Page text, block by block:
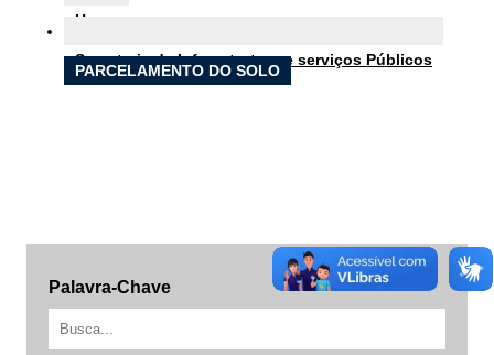
Fotos
Secretarias
Home
Secretaria de Infraestrutura e serviços Públicos
PARCELAMENTO DO SOLO
Palavra-Chave